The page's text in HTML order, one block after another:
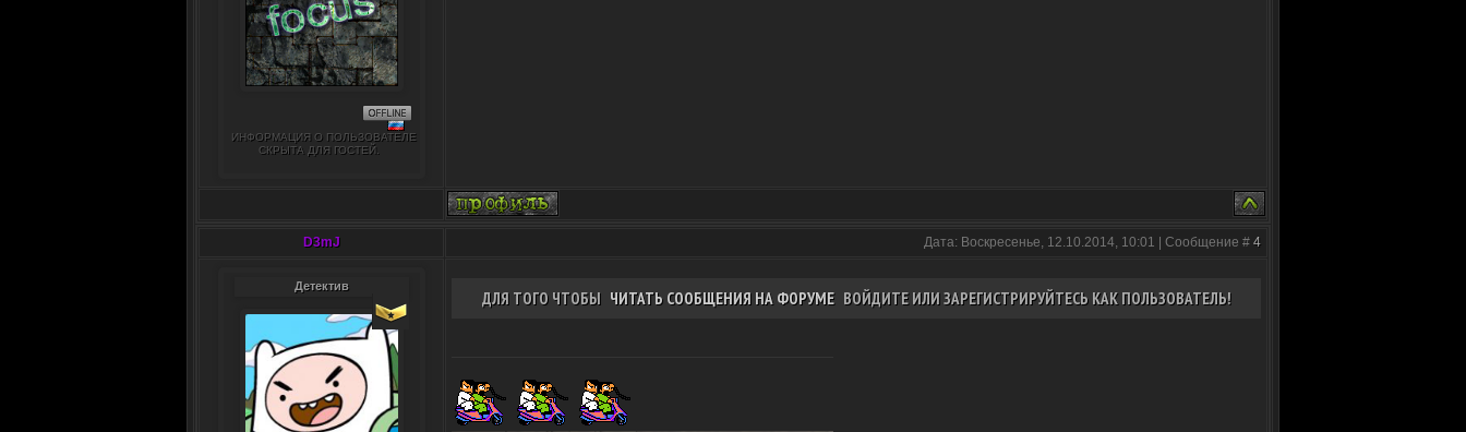
ИНФОРМАЦИЯ О ПОЛЬЗОВАТЕЛЕ
СКРЫТА ДЛЯ ГОСТЕЙ.
D3mJ Дата: Воскресенье, 12.10.2014, 10:01 | Сообщение # 4
Детектив
ДЛЯ ТОГО ЧТОБЫ ЧИТАТЬ СООБЩЕНИЯ НА ФОРУМЕ ВОЙДИТЕ ИЛИ ЗАРЕГИСТРИРУЙТЕСЬ КАК ПОЛЬЗОВАТЕЛЬ!